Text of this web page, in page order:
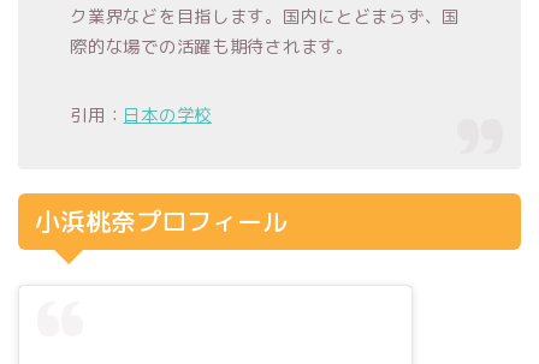
ク業界などを目指します。国内にとどまらず、国
際的な場での活躍も期待されます。
引用： 日本の学校
小浜桃奈プロフィール